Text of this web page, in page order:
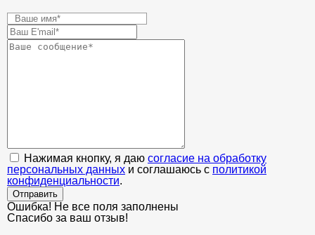
Нажимая кнопку, я даю согласие на обработку
персональных данных и соглашаюсь с политикой
конфиденциальности.
Отправить
Ошибка! Не все поля заполнены
Спасибо за ваш отзыв!